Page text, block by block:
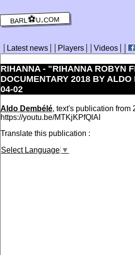
barl⚽️u.com
Latest news Players Videos
RIHANNA - "RIHANNA ROBYN
DOCUMENTARY 2018 BY
04-02
Aldo Dembélé, text's publication from
https://youtu.be/MTKjKPfQlAI
Translate this publication :
Select Language ▼